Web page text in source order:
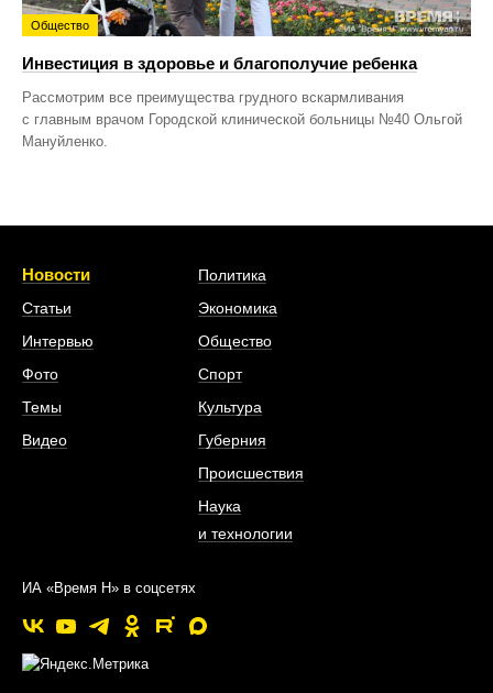
Общество
Инвестиция в здоровье и благополучие ребенка
Рассмотрим все преимущества грудного вскармливания
с главным врачом Городской клинической больницы №40 Ольгой
Мануйленко.
Новости
Статьи
Интервью
Фото
Темы
Видео
Политика
Экономика
Общество
Спорт
Культура
Губерния
Происшествия
Наука
и технологии
ИА «Время Н» в соцсетях